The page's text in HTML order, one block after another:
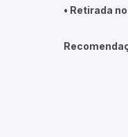
• Retirada